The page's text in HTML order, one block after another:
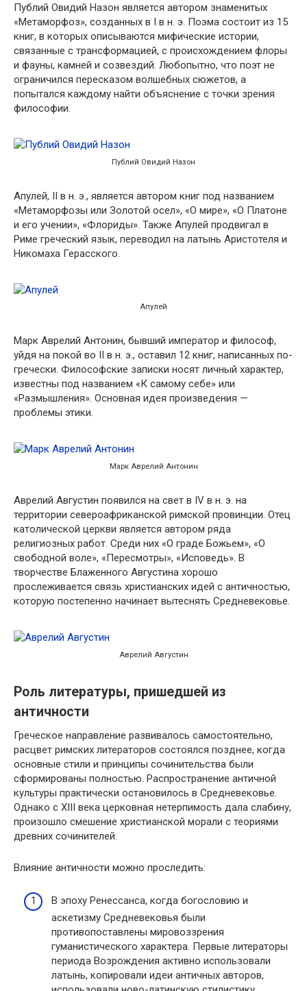
Публий Овидий Назон является автором знаменитых
«Метаморфоз», созданных в I в н. э. Поэма состоит из 15
книг, в которых описываются мифические истории,
связанные с трансформацией, с происхождением флоры
и фауны, камней и созвездий. Любопытно, что поэт не
ограничился пересказом волшебных сюжетов, а
попытался каждому найти объяснение с точки зрения
философии.
Публий Овидий Назон
Апулей, II в н. э., является автором книг под названием
«Метаморфозы или Золотой осел», «О мире», «О Платоне
и его учении», «Флориды». Также Апулей продвигал в
Риме греческий язык, переводил на латынь Аристотеля и
Никомаха Герасского.
Апулей
Марк Аврелий Антонин, бывший император и философ,
уйдя на покой во II в н. э., оставил 12 книг, написанных по-
гречески. Философские записки носят личный характер,
известны под названием «К самому себе» или
«Размышления». Основная идея произведения —
проблемы этики.
Марк Аврелий Антонин
Аврелий Августин появился на свет в IV в н. э. на
территории североафриканской римской провинции. Отец
католической церкви является автором ряда
религиозных работ. Среди них «О граде Божьем», «О
свободной воле», «Пересмотры», «Исповедь». В
творчестве Блаженного Августина хорошо
прослеживается связь христианских идей с античностью,
которую постепенно начинает вытеснять Средневековье.
Аврелий Августин
Роль литературы, пришедшей из
античности
Греческое направление развивалось самостоятельно,
расцвет римских литераторов состоялся позднее, когда
основные стили и принципы сочинительства были
сформированы полностью. Распространение античной
культуры практически остановилось в Средневековье.
Однако с XIII века церковная нетерпимость дала слабину,
произошло смешение христианской морали с теориями
древних сочинителей.
Влияние античности можно проследить:
В эпоху Ренессанса, когда богословию и
аскетизму Средневековья были
противопоставлены мировоззрения
гуманистического характера. Первые литераторы
периода Возрождения активно использовали
латынь, копировали идеи античных авторов,